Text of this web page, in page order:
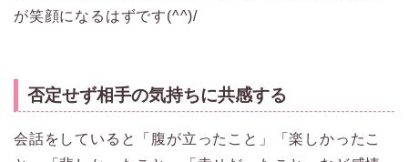
が笑顔になるはずです(^^)/
否定せず相手の気持ちに共感する
会話をしていると「腹が立ったこと」「楽しかったこ